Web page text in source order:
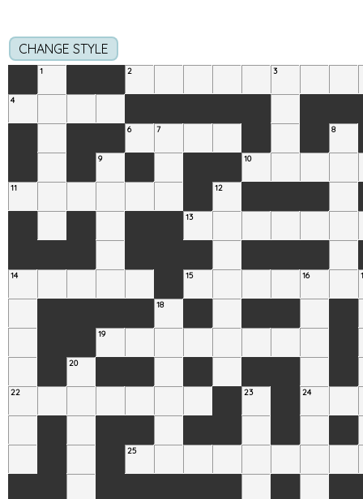
CHANGE STYLE
1 2 3
4
6 7 8
9 10
11 12
13
14 15 16
18
19
20
22 23 24
25